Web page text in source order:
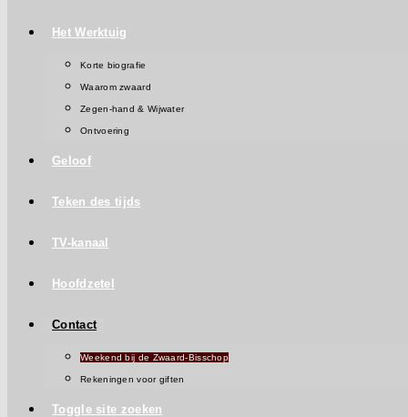
Het Werktuig
Korte biografie
Waarom zwaard
Zegen-hand & Wijwater
Ontvoering
Geloof
Teken des tijds
TV-kanaal
Hoofdzetel
Contact
Weekend bij de Zwaard-Bisschop
Rekeningen voor giften
Toggle site zoeken